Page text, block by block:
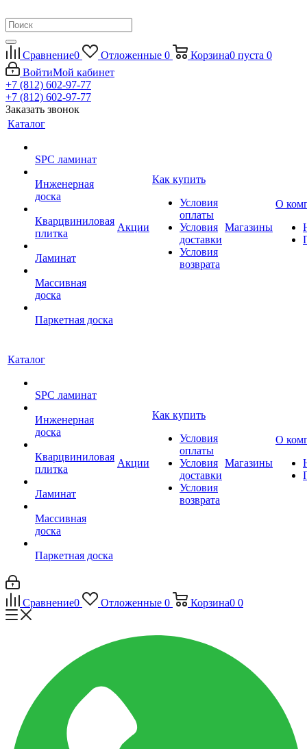
Сравнение0 Отложенные 0 Корзина0 пуста 0
ВойтиМой кабинет
+7 (812) 602-97-77
+7 (812) 602-97-77
Заказать звонок
Каталог
SPC ламинат
Инженерная
доска
Кварцвиниловая
плитка
Ламинат
Массивная
доска
Паркетная доска
Акции
Как купить
Условия
оплаты
Условия
доставки
Условия
возврата
Магазины
О
Каталог
SPC ламинат
Инженерная
доска
Кварцвиниловая
плитка
Ламинат
Массивная
доска
Паркетная доска
Акции
Как купить
Условия
оплаты
Условия
доставки
Условия
возврата
Магазины
О
Сравнение0 Отложенные 0 Корзина0 0